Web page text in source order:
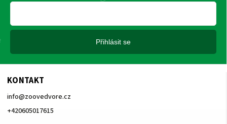
KONTAKT
info@zoovedvore.cz
+420605017615
Přihlásit se